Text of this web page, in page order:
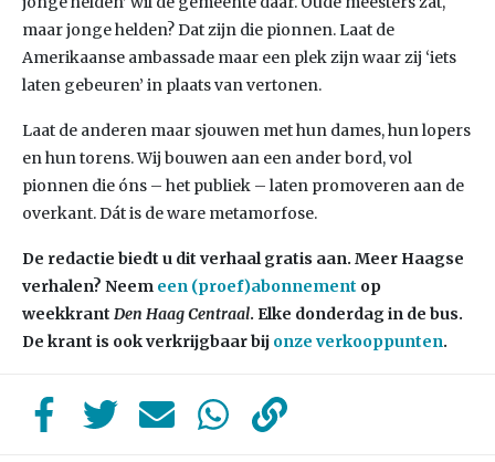
maar jonge helden? Dat zijn die pionnen. Laat de
Amerikaanse ambassade maar een plek zijn waar zij ‘iets
laten gebeuren’ in plaats van vertonen.
Laat de anderen maar sjouwen met hun dames, hun lopers
en hun torens. Wij bouwen aan een ander bord, vol
pionnen die óns – het publiek – laten promoveren aan de
overkant. Dát is de ware metamorfose.
De redactie biedt u dit verhaal gratis aan. Meer Haagse
verhalen? Neem een (proef)abonnement op
weekkrant Den Haag Centraal. Elke donderdag in de bus.
De krant is ook verkrijgbaar bij onze verkooppunten.